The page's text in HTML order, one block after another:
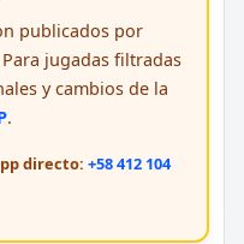
publicados por
Para jugadas filtradas
y cambios de la
.
directo: +58 412 104